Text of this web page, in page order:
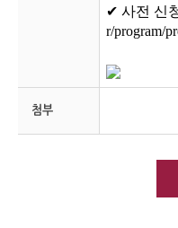
✔ 사전 신
r/program/
첨부